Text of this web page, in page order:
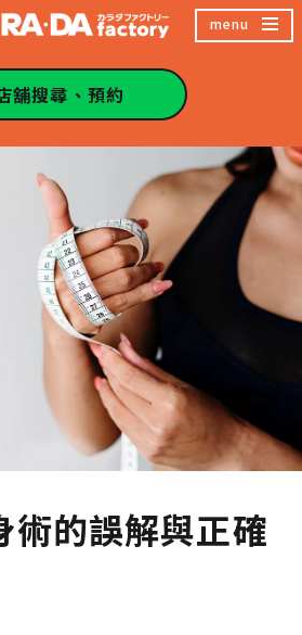
menu
舖搜尋、預約
術的誤解與正確